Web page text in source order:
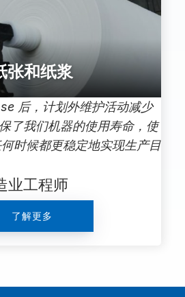
张和纸浆
后，计划外维护活动减少
了我们机器的使用寿命，使
时候都更稳定地实现生产目
业工程师
了解更多